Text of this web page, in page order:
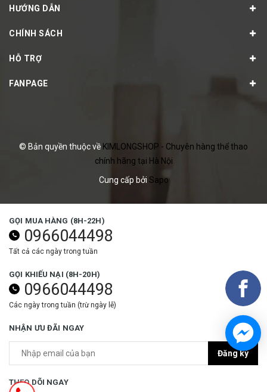
HƯỚNG DẪN
CHÍNH SÁCH
HỖ TRỢ
FANPAGE
© Bản quyền thuộc về KIMLONGSHOP - Chuyên hàng thể thao
chính hãng tại Hà Nội
Cung cấp bởi Sapo
GỌI MUA HÀNG (8H-22H)
0966044498
Tất cả các ngày trong tuần
GỌI KHIẾU NẠI (8H-20H)
0966044498
Các ngày trong tuần (trừ ngày lễ)
NHẬN ƯU ĐÃI NGAY
Đăng ký
THEO DÕI NGAY